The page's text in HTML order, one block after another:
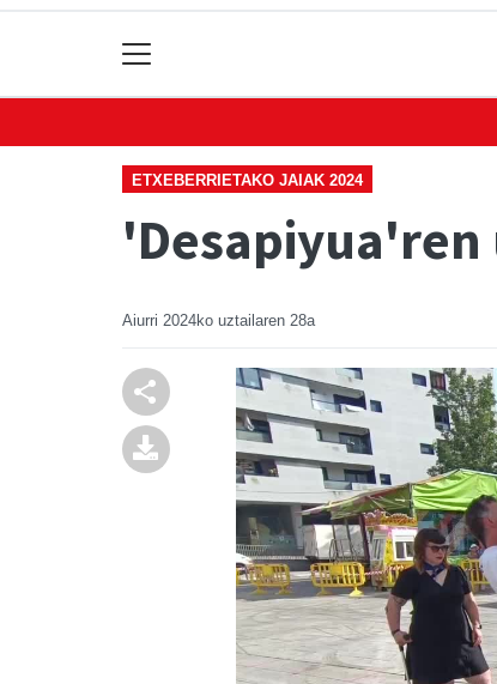
ETXEBERRIETAKO JAIAK 2024
Aiurri 2024ko uztailaren 28a